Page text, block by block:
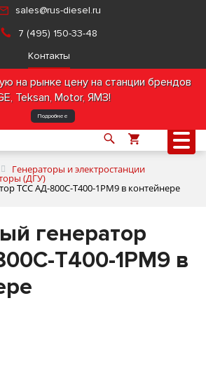
sales@rus-diesel.ru
7 (495) 150-33-48
Контакты
на рынке цену на станции брендов
Teksan, Motor, ЯМЗ!
Подробнее
Генераторы и электростанции
(ДГУ)
ТСС АД-800С-Т400-1РМ9 в контейнере
генератор
Т400-1РМ9 в